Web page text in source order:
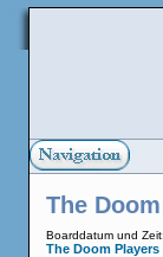
The
Boarddatum und
The Doom